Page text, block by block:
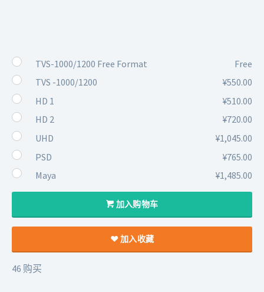
TVS-1000/1200 Free Format
Free
TVS -1000/1200
¥550.00
HD 1
¥510.00
HD 2
¥720.00
UHD
¥1,045.00
PSD
¥765.00
Maya
¥1,485.00
加入购物车
加入收藏
46 购买